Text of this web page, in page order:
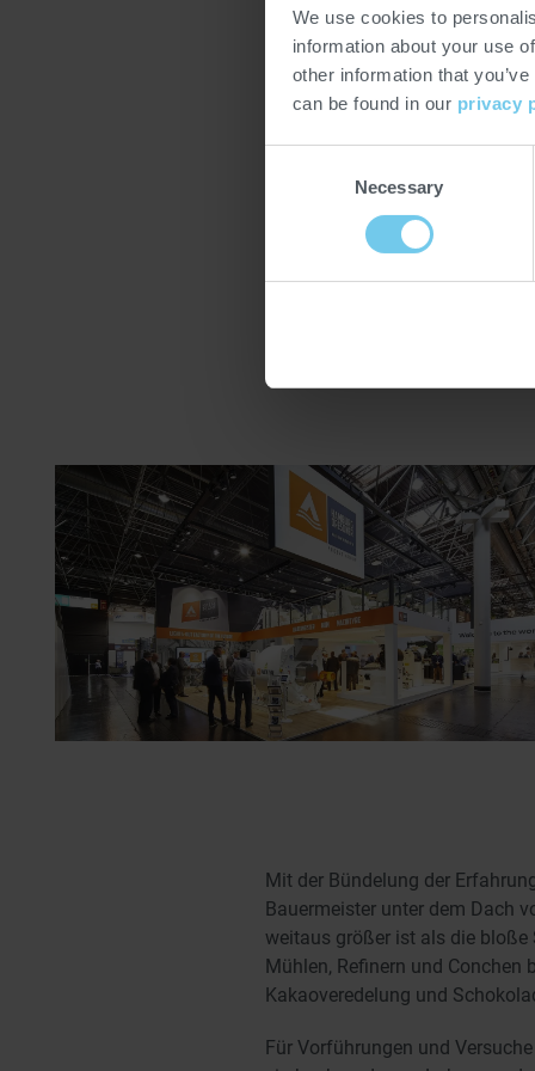
We use cookies to
information about your use
other information that
can be found in our privacy
Necessary
Mit der Bündelung der
Bauermeister unter dem Dach
weitaus größer ist als die
Mühlen, Refinern und
Kakaoveredelung und
Für Vorführungen und